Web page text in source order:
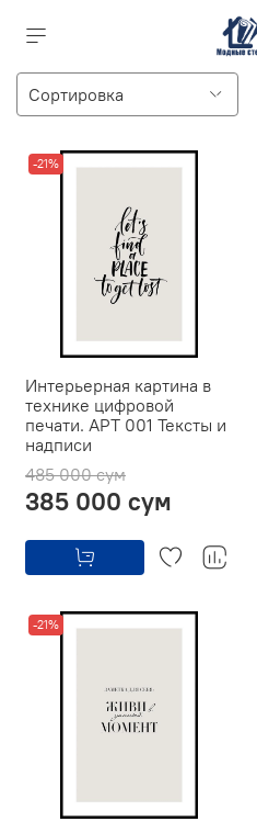
-21%
Интерьерная картина в
технике цифровой
печати. АРТ 001 Тексты и
надписи
485 000 сум
385 000 сум
-21%